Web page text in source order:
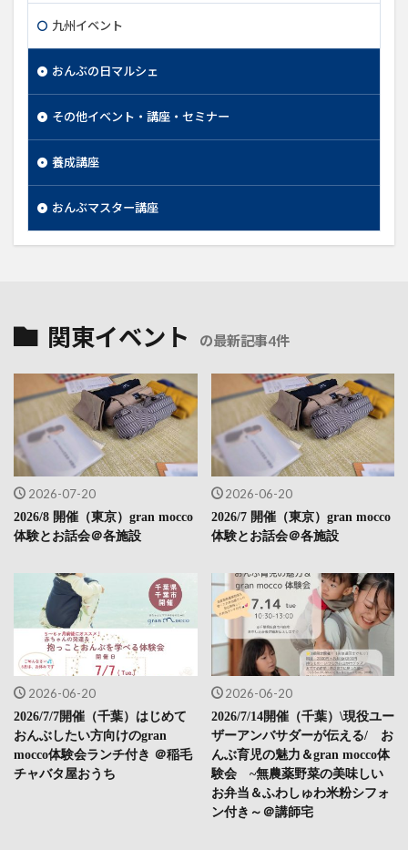
九州イベント
おんぶの日マルシェ
その他イベント・講座・セミナー
養成講座
おんぶマスター講座
関東イベント の最新記事4件
2026-07-20
2026/8 開催（東京）gran mocco
体験とお話会＠各施設
2026-06-20
2026/7 開催（東京）gran mocco
体験とお話会＠各施設
2026-06-20
2026/7/7開催（千葉）はじめて
おんぶしたい方向けのgran
mocco体験会ランチ付き ＠稲毛
チャバタ屋おうち
2026-06-20
2026/7/14開催（千葉）\現役ユー
ザーアンバサダーが伝える/ お
んぶ育児の魅力＆gran mocco体
験会 ~無農薬野菜の美味しい
お弁当＆ふわしゅわ米粉シフォ
ン付き～＠講師宅